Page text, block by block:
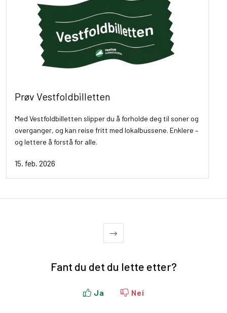
Prøv Vestfoldbilletten
Med Vestfoldbilletten slipper du å forholde deg til soner og
overganger, og kan reise fritt med lokalbussene. Enklere –
og lettere å forstå for alle.
15. feb. 2026
Fant du det du lette etter?
Ja Nei